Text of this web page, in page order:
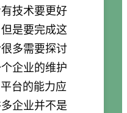
技术要更好
是要完成这
多需要探讨
企业的维护
台的能力应
企业并不是